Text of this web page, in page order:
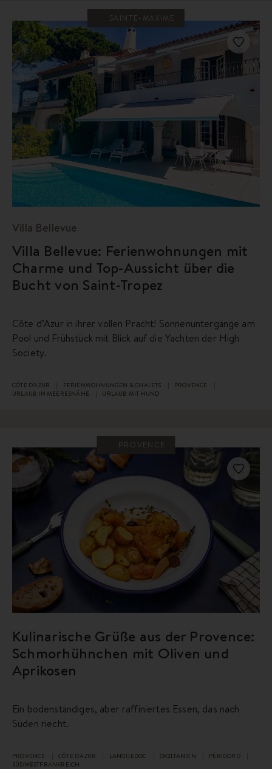
SAINTE-MAXIME
Villa Bellevue
Villa Bellevue: Ferienwohnungen mit
Charme und Top-Aussicht über die
Bucht von Saint-Tropez
Côte d’Azur in ihrer vollen Pracht! Sonnenuntergänge am
Pool und Frühstück mit Blick auf die Yachten der High
Society.
CÔTE D'AZUR FERIENWOHNUNGEN & CHALETS
PROVENCE
URLAUB IN MEERESNÄHE
URLAUB MIT HUND
PROVENCE
Kulinarische Grüße aus der Provence:
Schmorhühnchen mit Oliven und
Aprikosen
Ein bodenständiges, aber raffiniertes Essen, das nach
Süden riecht.
PROVENCE CÔTE D'AZUR LANGUEDOC OKZITANIEN
PÉRIGORD
SÜDWESTFRANKREICH